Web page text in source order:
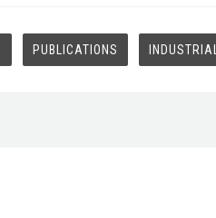
PUBLICATIONS